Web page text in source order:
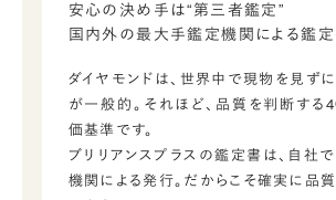
安心の決め手は“第三者鑑定”
国内外の最大手鑑定機関による鑑
ダイヤモンドは、世界中で現物を見ず
が一般的。それほど、品質を判断する
価基準です。
ブリリアンスプラスの鑑定書は、自社
機関による発行。だからこそ確実に品